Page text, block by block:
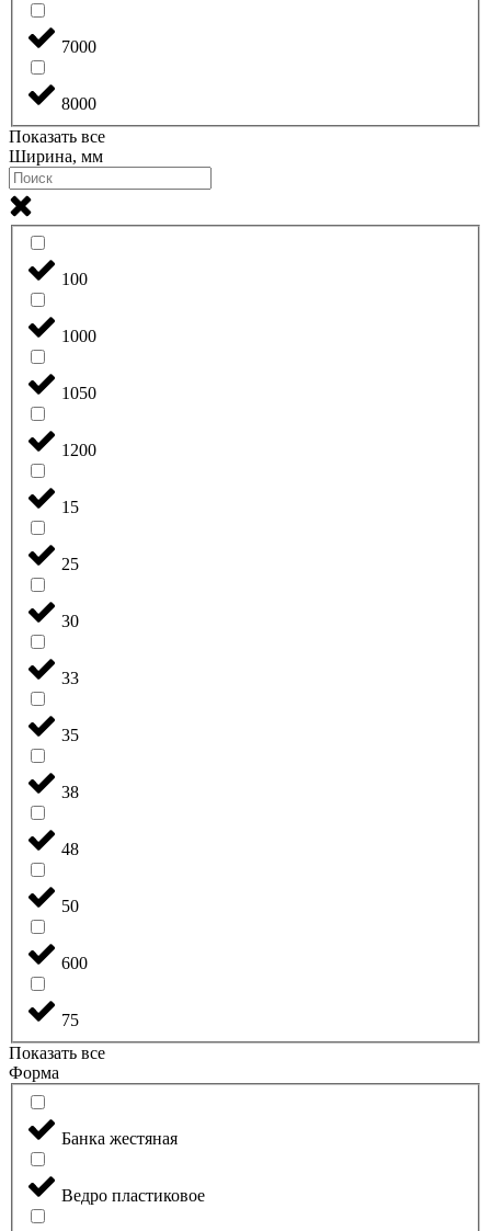
7000
8000
Показать все
Ширина, мм
100
1000
1050
1200
15
25
30
33
35
38
48
50
600
75
Показать все
Форма
Банка жестяная
Ведро пластиковое